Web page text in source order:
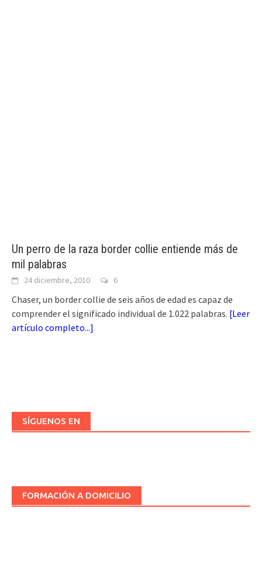
Un perro de la raza border collie entiende más de
mil palabras
24 diciembre, 2010 6
Chaser, un border collie de seis años de edad es capaz de
comprender el significado individual de 1.022 palabras. [Leer
artículo completo...]
SÍGUENOS EN
FORMACIÓN A DOMICILIO